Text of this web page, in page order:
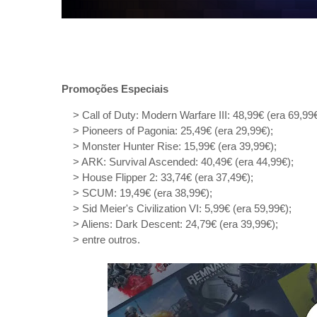
Promoções Especiais
> Call of Duty: Modern Warfare III: 48,99€ (era
> Pioneers of Pagonia: 25,49€ (era 29,99€);
> Monster Hunter Rise: 15,99€ (era 39,99€);
> ARK: Survival Ascended: 40,49€ (era 44,99€);
> House Flipper 2: 33,74€ (era 37,49€);
> SCUM: 19,49€ (era 38,99€);
> Sid Meier's Civilization VI: 5,99€ (era 59,99€);
> Aliens: Dark Descent: 24,79€ (era 39,99€);
> entre outros.